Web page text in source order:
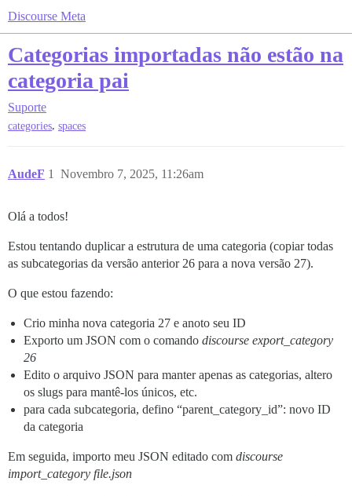
Discourse Meta
Categorias importadas não estão na
categoria pai
Suporte
categories, spaces
AudeF Novembro 7, 2025, 11:26am
1
Olá a todos!
Estou tentando duplicar a estrutura de uma categoria (copiar todas
as subcategorias da versão anterior 26 para a nova versão 27).
O que estou fazendo:
Crio minha nova categoria 27 e anoto seu ID
Exporto um JSON com o comando discourse export_category
26
Edito o arquivo JSON para manter apenas as categorias, altero
os slugs para mantê-los únicos, etc.
para cada subcategoria, defino “parent_category_id”: novo ID
da categoria
Em seguida, importo meu JSON editado com discourse
import_category file.json